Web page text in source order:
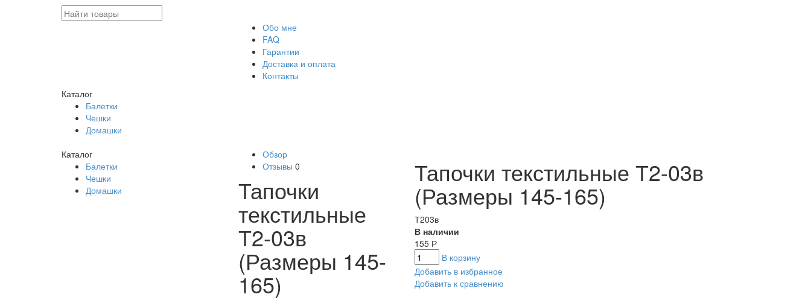
Обо мне
FAQ
Гарантии
Доставка и оплата
Контакты
Каталог
Балетки
Чешки
Домашки
Каталог
Балетки
Чешки
Домашки
Обзор
Отзывы 0
Тапочки
текстильные
Т2-03в
(Размеры 145-
165)
Тапочки текстильные Т2-03в
(Размеры 145-165)
Т203в
В наличии
155 Р
В корзину
Добавить в избранное
Добавить к сравнению